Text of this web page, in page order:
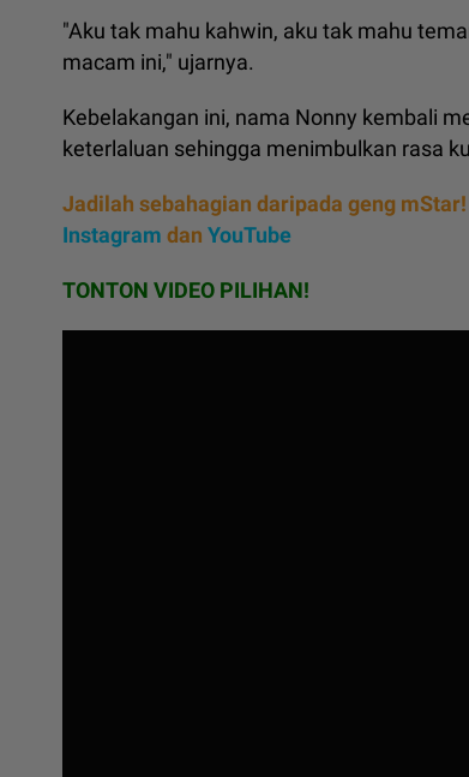
"Aku tak mahu kahwin, aku tak mahu
macam ini," ujarnya.
Kebelakangan ini, nama Nonny kembali
keterlaluan sehingga menimbulkan rasa
Jadilah sebahagian daripada geng
Instagram dan YouTube
TONTON VIDEO PILIHAN!